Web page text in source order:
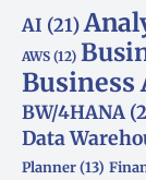
AI (21)
AWS (12)
BW/4HANA
Data
Planner(13)